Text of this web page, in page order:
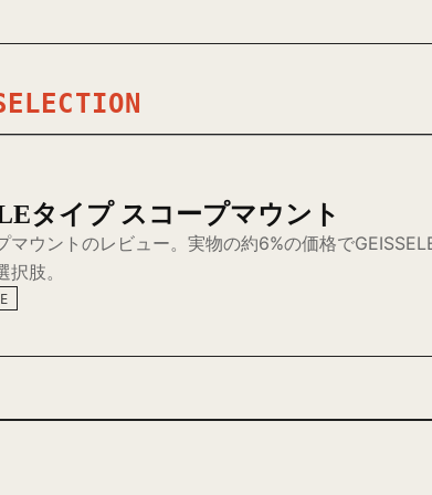
タイプ スコープマウント
ウントのレビュー。実物の約6%の価格で
肢。